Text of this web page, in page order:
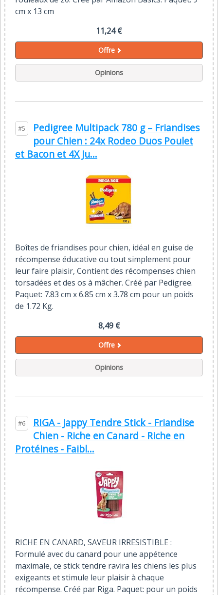
cm x 13 cm
11,24 €
Offre
Opinions
#5
Pedigree Multipack 780 g – Friandises
pour Chien : 24x Rodeo Duos Poulet
et Bacon et 4X Ju...
Boîtes de friandises pour chien, idéal en guise de
récompense éducative ou tout simplement pour
leur faire plaisir, Contient des récompenses chien
torsadées et des os à mâcher. Créé par Pedigree.
Paquet: 7.83 cm x 6.85 cm x 3.78 cm pour un poids
de 1.72 Kg.
8,49 €
Offre
Opinions
#6
RIGA - Jappy Tendre Stick - Friandise
Chien - Riche en Canard - Riche en
Protéines - Faibl...
RICHE EN CANARD, SAVEUR IRRESISTIBLE :
Formulé avec du canard pour une appétence
maximale, ce stick tendre ravira les chiens les plus
exigeants et stimule leur plaisir à chaque
récompense. Créé par Riga. Paquet: pour un poids